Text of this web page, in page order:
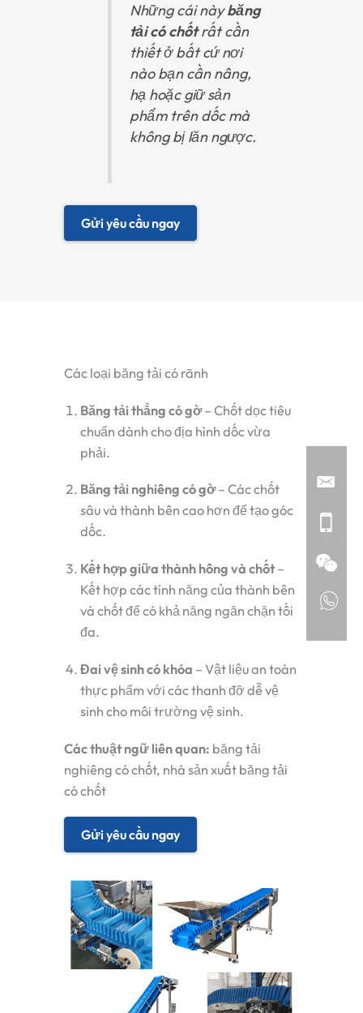
Những cái nàybăng
tải có chốtrất cần
thiết ở bất cứ nơi
nào bạn cần nâng,
hạ hoặc giữ sản
phẩm trên dốc mà
không bị lăn ngược.
Gửi yêu cầu ngay
Các loại băng tải có rãnh
Băng tải thẳng có gờ– Chốt dọc tiêu
chuẩn dành cho địa hình dốc vừa
phải.
Băng tải nghiêng có gờ– Các chốt
sâu và thành bên cao hơn để tạo góc
dốc.
Kết hợp giữa thành hông và chốt –
Kết hợp các tính năng của thành bên
và chốt để có khả năng ngăn chặn tối
đa.
Đai vệ sinh có khóa – Vật liệu an toàn
thực phẩm với các thanh đỡ dễ vệ
sinh cho môi trường vệ sinh.
Các thuật ngữ liên quan: băng tải
nghiêng có chốt, nhà sản xuất băng tải
có chốt
Gửi yêu cầu ngay